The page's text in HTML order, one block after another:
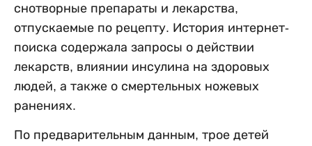
снотворные препараты и лекарства,
отпускаемые по рецепту. История интернет-
поиска содержала запросы о действии
лекарств, влиянии инсулина на здоровых
людей, а также о смертельных ножевых
ранениях.
По предварительным данным, трое детей